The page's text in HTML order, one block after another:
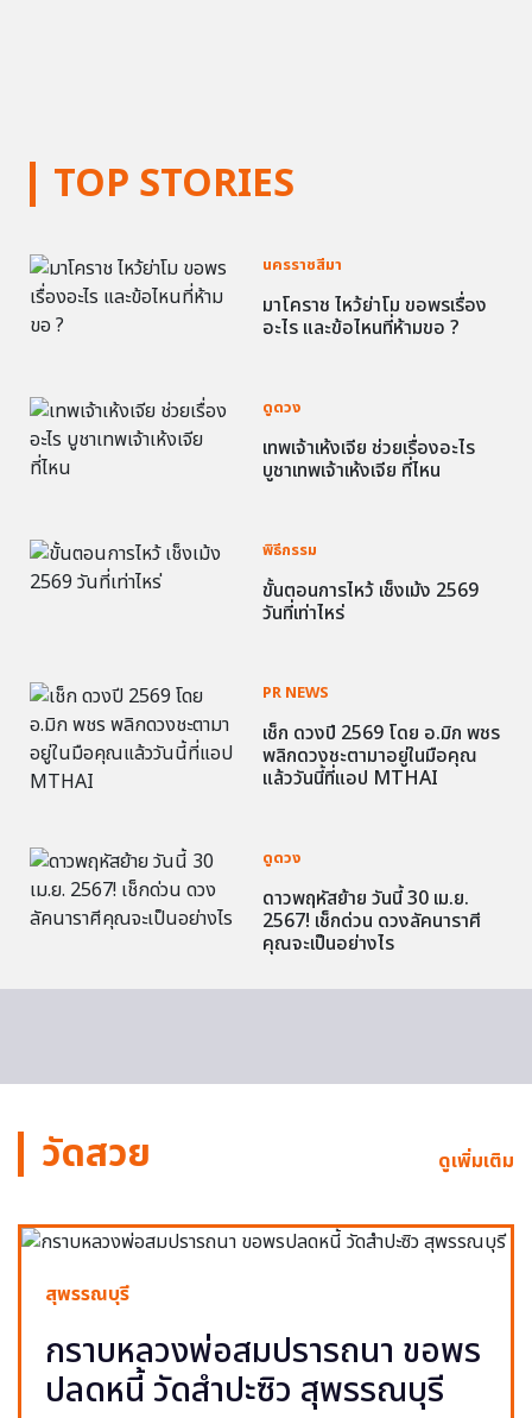
TOP STORIES
นครราชสีมา
มาโคราช ไหว้ย่าโม ขอพรเรื่อง
อะไร และข้อไหนที่ห้ามขอ ?
ดูดวง
เทพเจ้าเห้งเจีย ช่วยเรื่องอะไร
บูชาเทพเจ้าเห้งเจีย ที่ไหน
พิธีกรรม
ขั้นตอนการไหว้ เช็งเม้ง 2569
วันที่เท่าไหร่
PR NEWS
เช็ก ดวงปี 2569 โดย อ.มิก พชร
พลิกดวงชะตามาอยู่ในมือคุณ
แล้ววันนี้ที่แอป MTHAI
ดูดวง
ดาวพฤหัสย้าย วันนี้ 30 เม.ย.
2567! เช็กด่วน ดวงลัคนาราศี
คุณจะเป็นอย่างไร
วัดสวย ดูเพิ่มเติม
สุพรรณบุรี
กราบหลวงพ่อสมปรารถนา ขอพร
ปลดหนี้ วัดสำปะซิว สุพรรณบุรี